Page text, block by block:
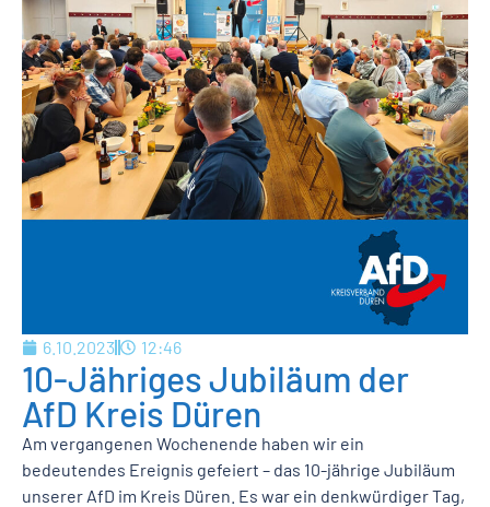
6.10.2023 12:46
10-Jähriges Jubiläum der
AfD Kreis Düren
Am vergangenen Wochenende haben wir ein
bedeutendes Ereignis gefeiert – das 10-jährige Jubiläum
unserer AfD im Kreis Düren. Es war ein denkwürdiger Tag,